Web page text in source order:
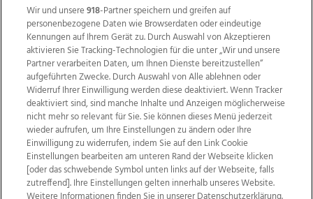
Wir über uns Mediadaten Kontakt
Jobs
Datenschutz
Impressum
AGB Anzeigekunden
AGB Website
Ehrenkodex Politische Werbung
Wir und unsere918-Partner speichern und greifen auf
personenbezogene Daten wie Browserdaten oder eindeutige
Kennungen auf Ihrem Gerät zu. Durch Auswahl von Akzeptieren
aktivieren Sie Tracking-Technologien für die unter „Wir und unsere
Partner verarbeiten Daten, um Ihnen Dienste bereitzustellen“
aufgeführten Zwecke. Durch Auswahl von Alle ablehnen oder
Widerruf Ihrer Einwilligung werden diese deaktiviert. Wenn Tracker
deaktiviert sind, sind manche Inhalte und Anzeigen möglicherweise
nicht mehr so relevant für Sie. Sie können dieses Menü jederzeit
wieder aufrufen, um Ihre Einstellungen zu ändern oder Ihre
Einwilligung zu widerrufen, indem Sie auf den Link Cookie
Einstellungen bearbeiten am unteren Rand der Webseite klicken
[oder das schwebende Symbol unten links auf der Webseite, falls
zutreffend]. Ihre Einstellungen gelten innerhalb unseres Website.